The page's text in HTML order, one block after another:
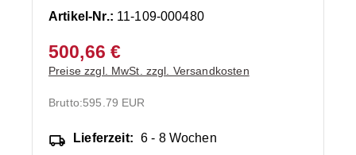
Artikel-Nr.: 11-109-000480
500,66 €
Preise zzgl. MwSt. zzgl. Versandkosten
Brutto:595.79 EUR
Lieferzeit: 6 - 8 Wochen